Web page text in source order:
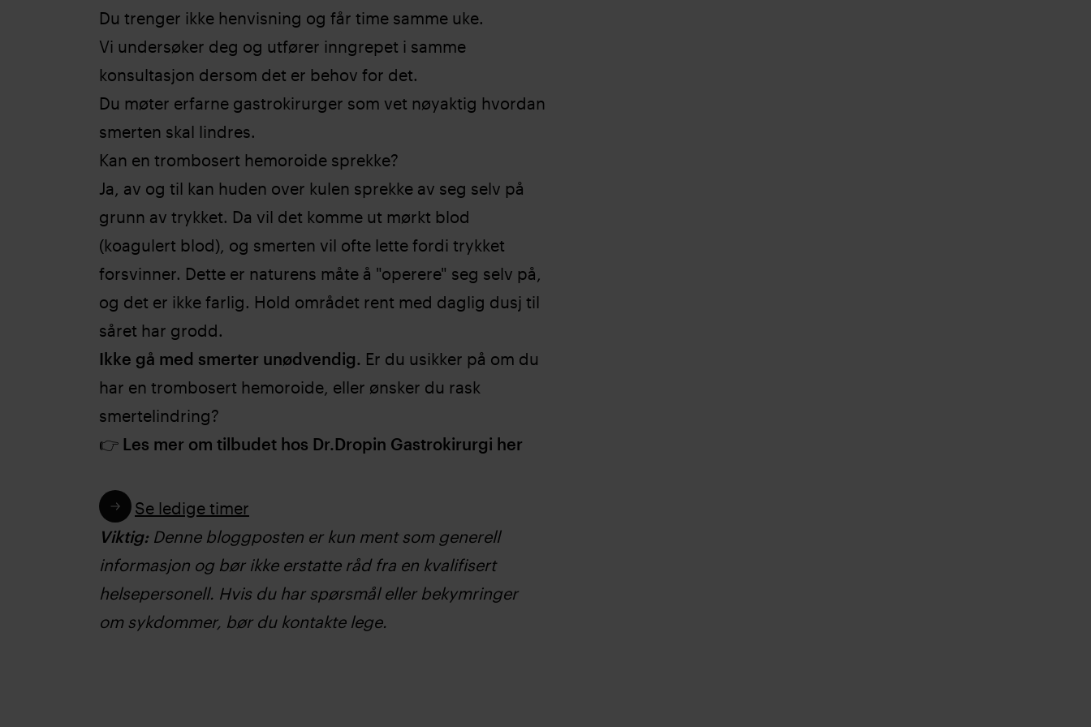
Du trenger ikke henvisning og får time samme uke.
Vi undersøker deg og utfører inngrepet i samme
konsultasjon dersom det er behov for det.
Du møter erfarne gastrokirurger som vet nøyaktig hvordan
smerten skal lindres.
Kan en trombosert hemoroide sprekke?
Ja, av og til kan huden over kulen sprekke av seg selv på
grunn av trykket. Da vil det komme ut mørkt blod
(koagulert blod), og smerten vil ofte lette fordi trykket
forsvinner. Dette er naturens måte å "operere" seg selv på,
og det er ikke farlig. Hold området rent med daglig dusj til
såret har grodd.
Ikke gå med smerter unødvendig. Er du usikker på om du
har en trombosert hemoroide, eller ønsker du rask
smertelindring?
👉 Les mer om tilbudet hos Dr.Dropin Gastrokirurgi her
Se ledige timer
Viktig:Denne bloggposten er kun ment som generell
informasjon og bør ikke erstatte råd fra en kvalifisert
helsepersonell. Hvis du har spørsmål eller bekymringer
om sykdommer, bør du kontakte lege.